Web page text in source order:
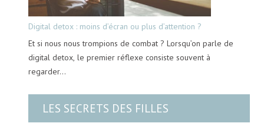
Digital detox : moins d’écran ou plus d’attention ?
Et si nous nous trompions de combat ? Lorsqu’on parle de
digital detox, le premier réflexe consiste souvent à
regarder…
LES SECRETS DES FILLES